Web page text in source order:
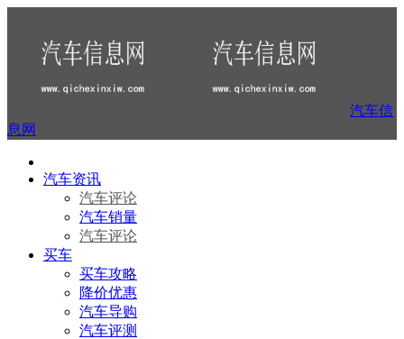
汽车信
息网
汽车资讯
汽车评论
汽车销量
汽车评论
买车
买车攻略
降价优惠
汽车导购
汽车评测